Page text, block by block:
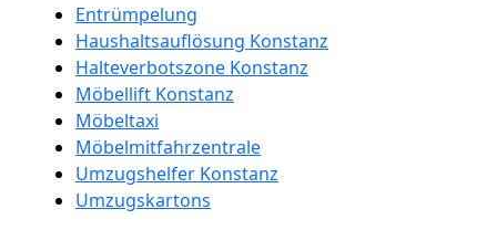
Entrümpelung
Haushaltsauflösung Konstanz
Halteverbotszone Konstanz
Möbellift Konstanz
Möbeltaxi
Möbelmitfahrzentrale
Umzugshelfer Konstanz
Umzugskartons